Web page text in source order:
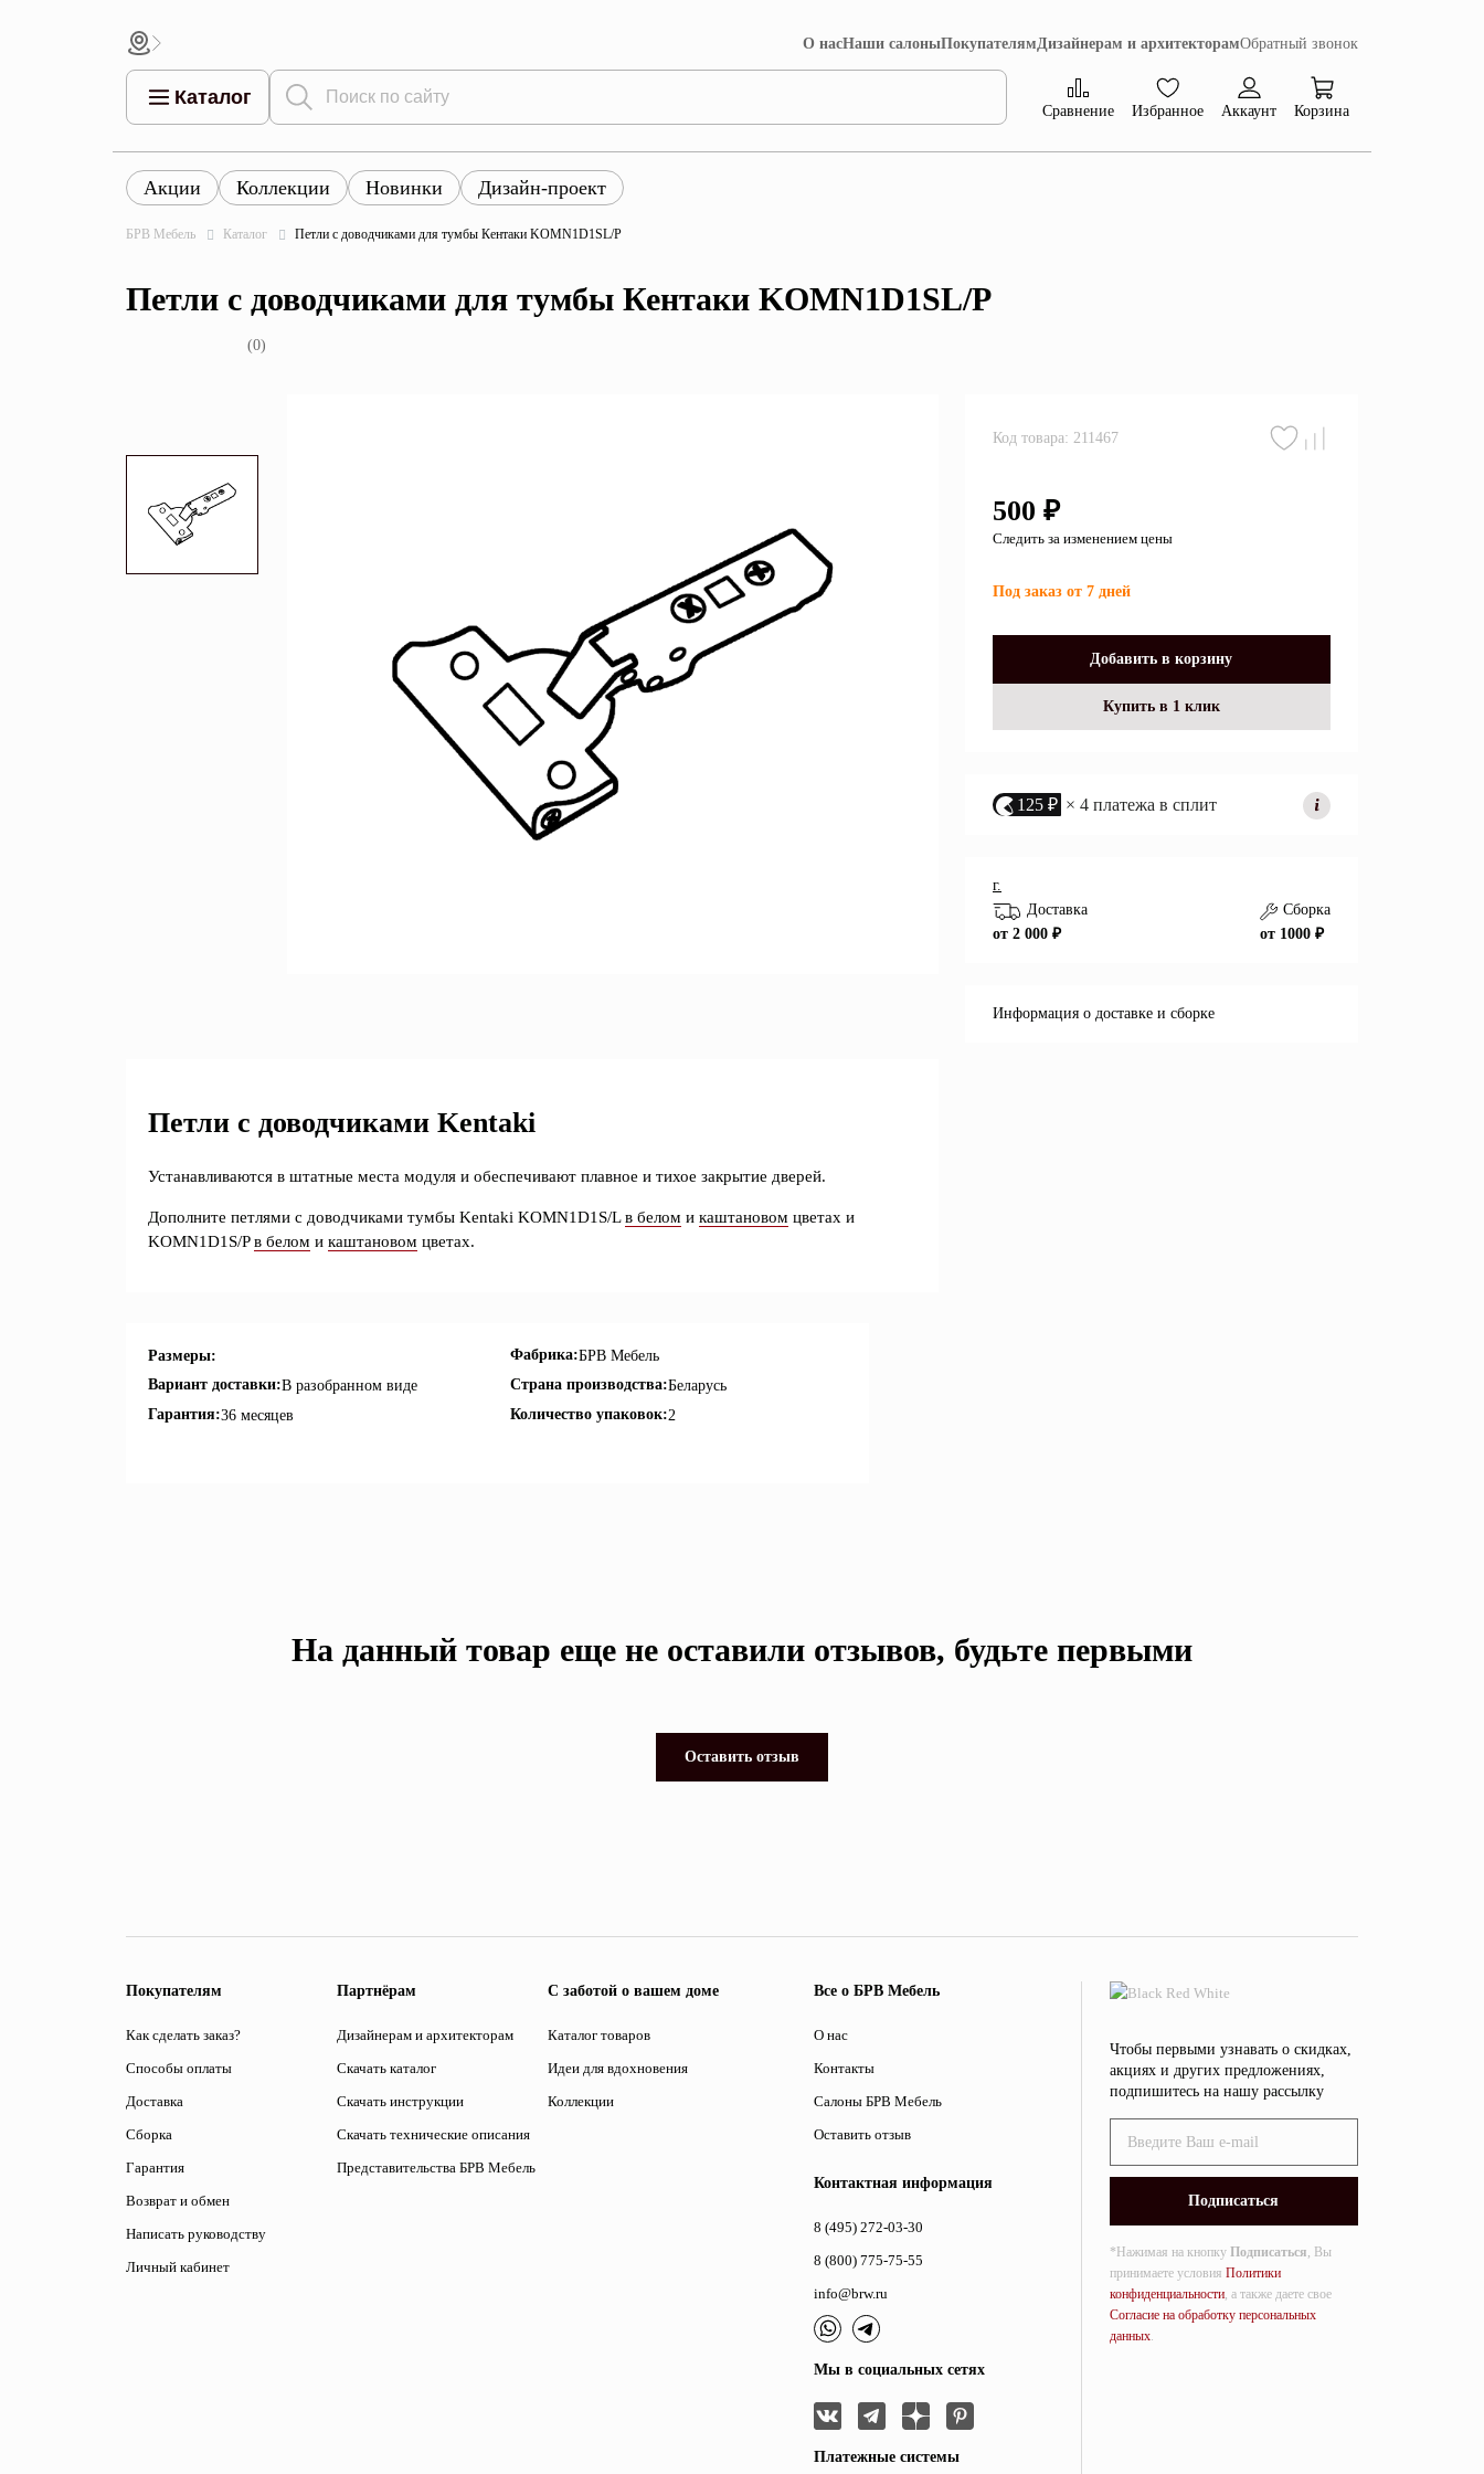
О насНаши салоныПокупателямДизайнерам и архитекторамОбратный звонок
Каталог
Сравнение Избранное Аккаунт Корзина
Все товары
Шкафы
Кровати
Зеркала
Все товары
Все товары каталога
Коллекция Лофт Коллекция Далия
Перейти Перейти
Популярные категории
Комплекты прихожих
Комбинированные
матрасы
Письменные столы
Комбинированные
Туалетные столы Распашные шкафы
Угловые шкафы
Акции Коллекции Новинки Дизайн-проект
БРВ Мебель Каталог Петли с доводчиками для тумбы Кентаки KOMN1D1SL/P
Петли с доводчиками для тумбы Кентаки KOMN1D1SL/P
(0)
Петли с доводчиками Kentaki
Устанавливаются в штатные места модуля и обеспечивают плавное и тихое закрытие дверей.
Дополните петлями с доводчиками тумбы Kentaki KOMN1D1S/Lв белом и каштановом цветах и
KOMN1D1S/Pв белом и каштановом цветах.
Размеры:
Вариант доставки:В разобранном виде
Гарантия:36 месяцев
Фабрика:БРВ Мебель
Страна производства:Беларусь
Количество упаковок:2
Код товара: 211467
500 ₽
Следить за изменением цены
Под заказ от 7 дней
Добавить в корзину
Купить в 1 клик
125 ₽ × 4 платежа в сплит
г.
Доставка
от 2 000 ₽
Сборка
от 1000 ₽
Информация о доставке и сборке
На данный товар еще не оставили отзывов, будьте первыми
Оставить отзыв
Покупателям
Как сделать заказ?
Способы оплаты
Доставка
Сборка
Гарантия
Возврат и обмен
Написать руководству
Личный кабинет
Партнёрам
Дизайнерам и архитекторам
Скачать каталог
Скачать инструкции
Скачать технические описания
Представительства БРВ Мебель
С заботой о вашем доме
Каталог товаров
Идеи для вдохновения
Коллекции
Все о БРВ Мебель
О нас
Контакты
Салоны БРВ Мебель
Оставить отзыв
Контактная информация
8 (495) 272-03-30
8 (800) 775-75-55
info@brw.ru
Мы в социальных сетях
Платежные системы
Чтобы первыми узнавать о скидках,
акциях и других предложениях,
подпишитесь на нашу рассылку
*Нажимая на кнопку Подписаться, Вы
принимаете условия Политики
конфиденциальности, а также даете свое
Согласие на обработку персональных
данных.